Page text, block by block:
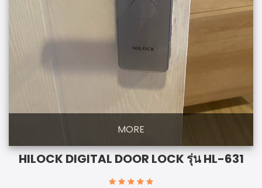
MORE
HILOCK DIGITAL DOOR LOCK รุ่น HL-631